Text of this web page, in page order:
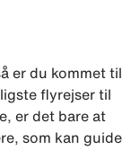
er du kommet til
flyrejser til
er det bare at
som kan guide